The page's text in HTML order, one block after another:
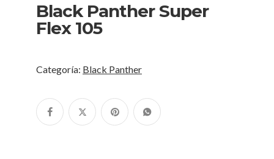
Black Panther Super
Flex 105
Categoría: Black Panther